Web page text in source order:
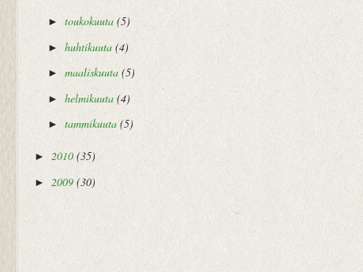
► toukokuuta (5)
► huhtikuuta (4)
► maaliskuuta (5)
► helmikuuta (4)
► tammikuuta (5)
► 2010 (35)
► 2009 (30)